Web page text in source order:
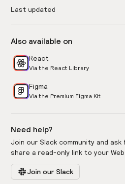
Last updated
Also available on
React
Via the React Library
Figma
Via the Premium Figma Kit
Need help?
Join our Slack community and
share a read-only link to your
Join our Slack